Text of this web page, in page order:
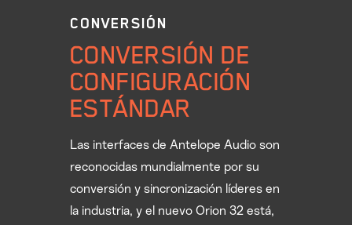
CONVERSIÓN
CONVERSIÓN DE
CONFIGURACIÓN
ESTÁNDAR
Las interfaces de Antelope Audio son
reconocidas mundialmente por su
conversión y sincronización líderes en
la industria, y el nuevo Orion 32 está,